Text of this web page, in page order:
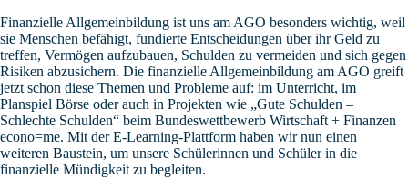
Finanzielle Allgemeinbildung ist uns am AGO besonders wichtig, weil
sie Menschen befähigt, fundierte Entscheidungen über ihr Geld zu
treffen, Vermögen aufzubauen, Schulden zu vermeiden und sich gegen
Risiken abzusichern. Die finanzielle Allgemeinbildung am AGO greift
jetzt schon diese Themen und Probleme auf: im Unterricht, im
Planspiel Börse oder auch in Projekten wie „Gute Schulden –
Schlechte Schulden“ beim Bundeswettbewerb Wirtschaft + Finanzen
econo=me. Mit der E-Learning-Plattform haben wir nun einen
weiteren Baustein, um unsere Schülerinnen und Schüler in die
finanzielle Mündigkeit zu begleiten.